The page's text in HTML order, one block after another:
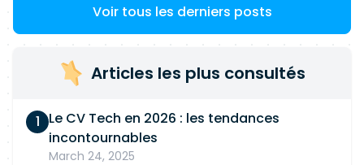
Voir tous les derniers posts
Articles les plus consultés
Le CV Tech en 2026 : les tendances
incontournables
March 24, 2025